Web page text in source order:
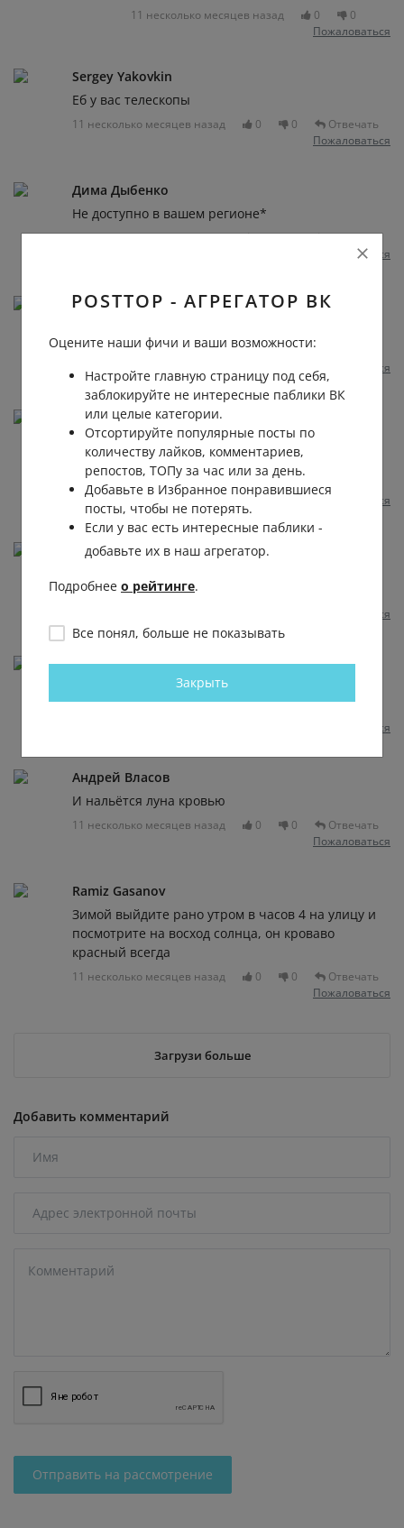
11 несколько месяцев назад 0
0
Пожаловаться
Sergey Yakovkin
Еб у вас телескопы
11 несколько месяцев назад 0 0
Отвечать
Пожаловаться
Дима Дыбенко
Не доступно в вашем регионе*
11 несколько месяцев назад 0 0
Отвечать
Пожаловаться
狡猾 狐狸
11 несколько месяцев назад 0 0
Пожаловаться
Черняев Владимир
А я думал показалось, смотрел на луну и думал
просто небо затянуло
11 несколько месяцев назад 0 0
Отвечать
Пожаловаться
Dark Kaas
11 несколько месяцев назад
Пожаловаться
Oksana Vinnikova
Пожаловаться
Андрей Власов
И нальётся луна кровью
11 несколько месяцев назад 0 0
Отвечать
Пожаловаться
Ramiz Gasanov
Зимой выйдите рано утром в часов 4 на улицу и
посмотрите на восход солнца, он кроваво
красный всегда
11 несколько месяцев назад 0 0
Отвечать
Пожаловаться
Загрузи больше
Добавить комментарий
Отправить на рассмотрение
POSTTOP - АГРЕГАТОР ВК
Оцените наши фичи и ваши возможности:
Настройте главную страницу под себя,
заблокируйте не интересные паблики ВК
или целые категории.
Отсортируйте популярные посты по
количеству лайков, комментариев,
репостов, ТОПу за час или за день.
Добавьте в Избранное понравившиеся
посты, чтобы не потерять.
Если у вас есть интересные паблики -
добавьте их в наш агрегатор.
Подробнее о рейтинге.
Все понял, больше не показывать
Закрыть